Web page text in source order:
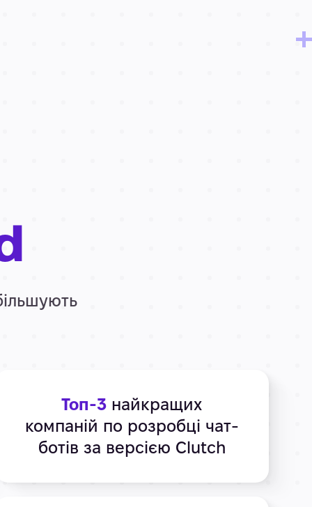
Топ-3 найкращих
компаній по розробці чат-
ботів за версією Clutch